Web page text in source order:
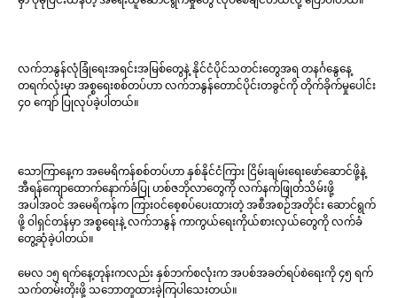
လက်ဘနွန်လုံခြုံရေးအရင်းအမြစ်တွေနဲ့ နိုင်ငံပိုင်သတင်းတွေအရ တနင်္ဂနွေနေ့
တရက်လုံးမှာ အစ္စရေးစစ်တပ်ဟာ လက်ဘနွန်တောင်ပိုင်းတခွင်ကို တိုက်ခိုက်မှုပေါင်း
၄၀ ကျော် ပြုလုပ်ခဲ့ပါတယ်။
သောကြာနေ့က အမေရိကန်စစ်တပ်ဟာ နှစ်နိုင်ငံကြား ငြိမ်းချမ်းရေးဖော်ဆောင်ဖို့နဲ့
အီရန်ကျောထောက်နောက်ခံပြု ဟစ်ဇဘိုလာတွေကို လက်နက်ဖြုတ်သိမ်းဖို့
အပါအဝင် အမေရိကန်က ကြားဝင်စေ့စပ်ပေးထားတဲ့ အစီအစဉ်အတိုင်း ဆောင်ရွက်
ဖို့ ဝါရှင်တန်မှာ အစ္စရေးနဲ့ လက်ဘနွန် ကာကွယ်ရေးကိုယ်စားလှယ်တွေကို လက်ခံ
တွေ့ဆုံခဲ့ပါတယ်။
မေလ ၁၅ ရက်နေ့တုန်းကလည်း နှစ်ဘက်စလုံးက အပစ်အခတ်ရပ်စဲရေးကို ၄၅ ရက်
သက်တမ်းတိုးဖို့ သဘောတူထားခဲ့ကြပါသေးတယ်။